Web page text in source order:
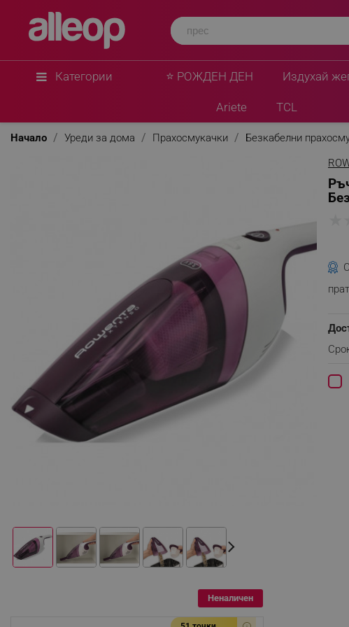
Категории ⭐ РОЖДЕН ДЕН Издухай
Ariete TCL
Начало Уреди за дома Прахосмукачки
Безкабелни
Неналичен